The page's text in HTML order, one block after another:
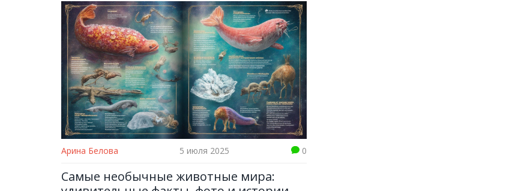
Арина Белова 5 июля 2025 0
Самые необычные животные мира: